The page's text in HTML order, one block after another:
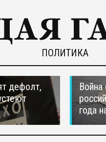
ПОЛИТИКА
дефолт,
Война
года